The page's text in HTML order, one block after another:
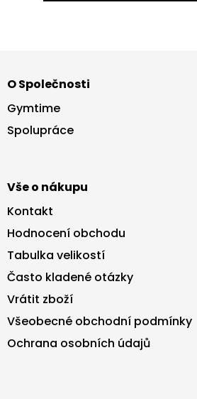
p
a
O Společnosti
Gymtime
Spolupráce
Vše o nákupu
Kontakt
Hodnocení obchodu
Tabulka velikostí
Často kladené otázky
Vrátit zboží
Všeobecné obchodní podmínky
Ochrana osobních údajů